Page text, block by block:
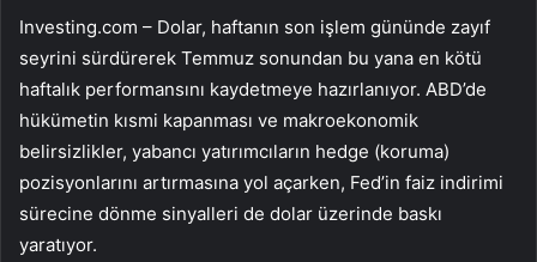
Investing.com – Dolar, haftanın son işlem gününde zayıf
seyrini sürdürerek Temmuz sonundan bu yana en kötü
haftalık performansını kaydetmeye hazırlanıyor. ABD’de
hükümetin kısmi kapanması ve makroekonomik
belirsizlikler, yabancı yatırımcıların hedge (koruma)
pozisyonlarını artırmasına yol açarken, Fed’in faiz indirimi
sürecine dönme sinyalleri de dolar üzerinde baskı
yaratıyor.